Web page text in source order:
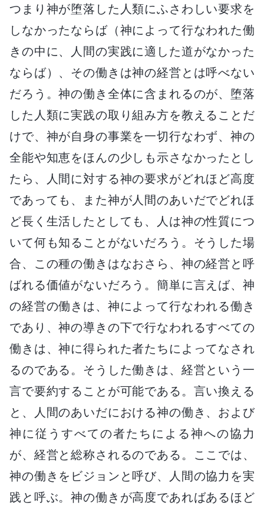
つまり神が堕落した人類にふさわしい要求を
しなかったならば（神によって行なわれた働
きの中に、人間の実践に適した道がなかった
ならば）、その働きは神の経営とは呼べない
だろう。神の働き全体に含まれるのが、堕落
した人類に実践の取り組み方を教えることだ
けで、神が自身の事業を一切行なわず、神の
全能や知恵をほんの少しも示さなかったとし
たら、人間に対する神の要求がどれほど高度
であっても、また神が人間のあいだでどれほ
ど長く生活したとしても、人は神の性質につ
いて何も知ることがないだろう。そうした場
合、この種の働きはなおさら、神の経営と呼
ばれる価値がないだろう。簡単に言えば、神
の経営の働きは、神によって行なわれる働き
であり、神の導きの下で行なわれるすべての
働きは、神に得られた者たちによってなされ
るのである。そうした働きは、経営という一
言で要約することが可能である。言い換える
と、人間のあいだにおける神の働き、および
神に従うすべての者たちによる神への協力
が、経営と総称されるのである。ここでは、
神の働きをビジョンと呼び、人間の協力を実
践と呼ぶ。神の働きが高度であればあるほど